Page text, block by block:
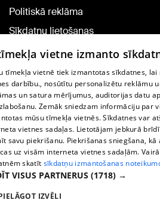
Politiskā reklāma
Sīkdatņu lietošanas
noteikumi
Komentāru pievienošana
TV programma
Līguma noteikumi
360 Ziņu kontakti
Helio Media
Portāla palīdzības dienests: e-pasts -
vietne izmanto
tīmekļa vietnē tiek izmantotas sīkdatnes,
darbību., nosūtītu personalizētu reklāmu
un satura mērījumus, auditorijas datu
Zemāk sniedzam informāciju par
mūsu tīmekļa vietnēs. Sīkdatnes var
vietnes sadaļas. Lietotājam jebkurā
savu piekrišanu. Piekrišanas sniegšana,
uz visām interneta vietnes sadaļām.
skatīt sīkdatņu izmantošanas
VISUS PARTNERUS (1718) →
IZVĒLI